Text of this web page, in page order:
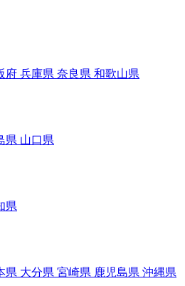
府 兵庫県 奈良県 和歌山県
県 山口県
県
県 大分県 宮崎県 鹿児島県 沖縄県